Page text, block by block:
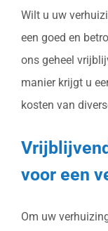
Wilt u uw
een goed en
ons geheel
manier krijgt u
kosten van
voor een
Om uw